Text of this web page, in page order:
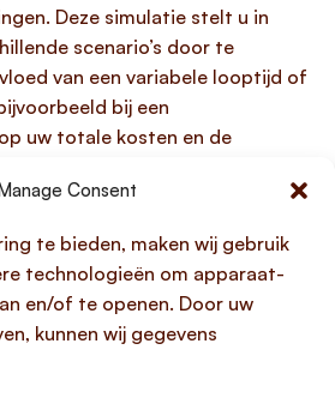
Consent
te bieden, maken wij gebruik
technologieën om apparaat-
en/of te openen. Door uw
kunnen wij gegevens
Deze simulatie stelt u in
scenario’s door te
van een variabele looptijd of
bij een
uw totale kosten en de
en het totaal te betalen
uw specifieke situatie
intuïtief en efficiënt.
en maximale